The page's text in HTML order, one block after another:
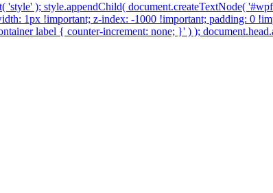
'style' ); style.appendChild( document.createTextNode(
1px !important; z-index: -1000 !important; padding: 0
label { counter-increment: none; }' ) );